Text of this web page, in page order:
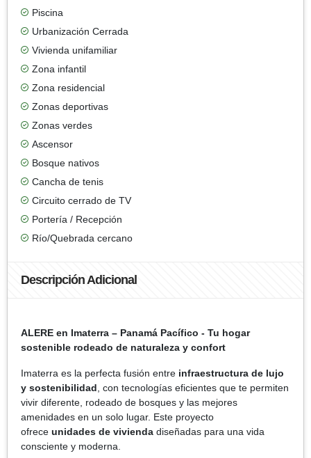
Piscina
Urbanización Cerrada
Vivienda unifamiliar
Zona infantil
Zona residencial
Zonas deportivas
Zonas verdes
Ascensor
Bosque nativos
Cancha de tenis
Circuito cerrado de TV
Portería / Recepción
Río/Quebrada cercano
Descripción Adicional
ALERE en Imaterra – Panamá Pacífico - Tu hogar
sostenible rodeado de naturaleza y confort
Imaterra es la perfecta fusión entre infraestructura de lujo
y sostenibilidad , con tecnologías eficientes que te permiten
vivir diferente, rodeado de bosques y las mejores
amenidades en un solo lugar. Este proyecto
ofrece unidades de vivienda diseñadas para una vida
consciente y moderna.